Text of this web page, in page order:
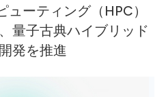
ーティング（HPC）
量子古典ハイブリッド
発を推進